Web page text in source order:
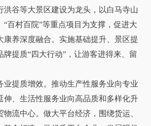
洪谷等大景区建设为龙头，以白马寺山
“百村百院”等重点项目为支撑，促进大
康养深度融合。实施基础提升、景区提
牌提质“四大行动”，让游客进得来、留
提质增效。推动生产性服务业向专业
伸、生活性服务业向高品质和多样化升
流中心。做大平台经济，围绕货运、